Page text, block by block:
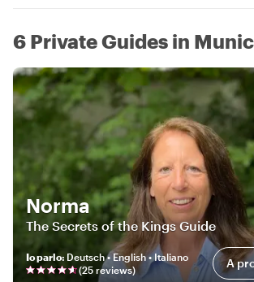
6 Private Guides in
Norma
The Secrets of the Kings Guide
Io parlo: Deutsch • English • Italiano
(25 reviews) A